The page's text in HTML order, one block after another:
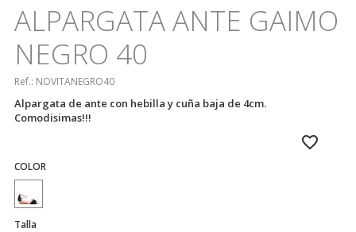
ALPARGATA ANTE GAIMO
NEGRO 40
Ref.: NOVITANEGRO40
Alpargata de ante con hebilla y cuña baja de 4cm.
Comodisimas!!!
COLOR
Talla